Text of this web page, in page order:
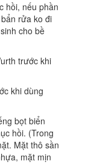
hồi, nếu phần
rửa ko đi
cho bề
trước khi
khi dùng
bọt biển
hồi. (Trong
Mặt thô sần
mặt mịn